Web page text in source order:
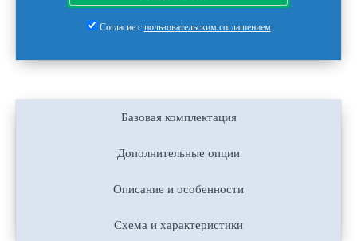
Согласие с пользовательским соглашением
Базовая комплектация
Дополнительные опции
Описание и особенности
Схема и характеристики